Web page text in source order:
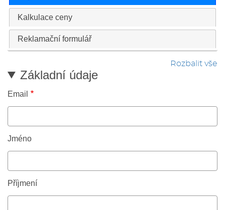
Kalkulace ceny
Reklamační formulář
Rozbalit vše
Základní údaje
Email
Jméno
Příjmení